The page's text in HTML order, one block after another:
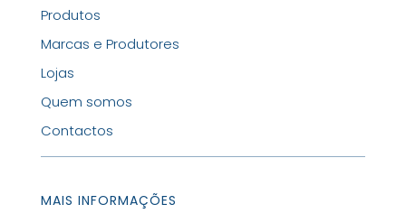
Produtos
Marcas e Produtores
Lojas
Quem somos
Contactos
MAIS INFORMAÇÕES